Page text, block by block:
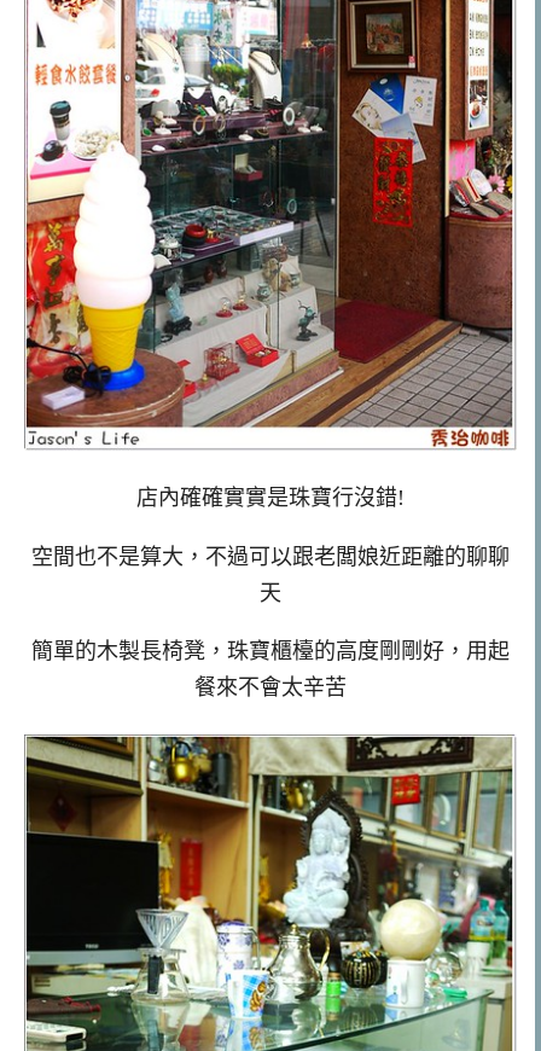
店內確確實實是珠寶行沒錯!
空間也不是算大，不過可以跟老闆娘近距離的聊聊
天
簡單的木製長椅凳，珠寶櫃檯的高度剛剛好，用起
餐來不會太辛苦